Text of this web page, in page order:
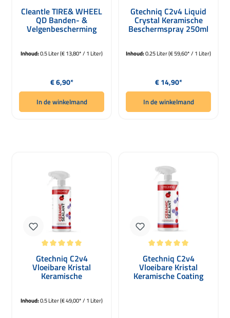
Cleantle TIRE& WHEEL
QD Banden- &
Velgenbescherming
Inhoud:0.5 Liter(€ 13,80* / 1 Liter)
Normale prijs:
€ 6,90*
In de winkelmand
Gemiddelde waardering van 5 van
Gtechniq C2v4 Liquid
Crystal Keramische
Beschermspray 250ml
Inhoud:0.25 Liter(€ 59,60* / 1 Liter)
Normale prijs:
€ 14,90*
In de winkelmand
Gtechniq C2v4
Vloeibare Kristal
Keramische
Inhoud:0.5 Liter(€ 49,00* / 1 Liter)
Gtechniq C2v4
Vloeibare Kristal
Keramische Coating